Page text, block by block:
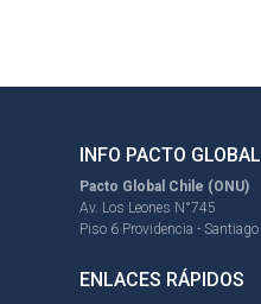
INFO PACTO GLOBAL
Pacto Global Chile (ONU)
Av. Los Leones N°745
Piso 6 Providencia - Santiago
ENLACES RÁPIDOS